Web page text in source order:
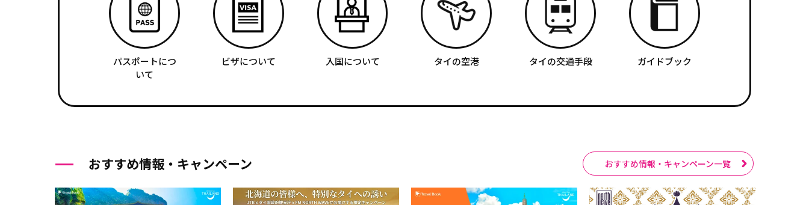
パスポートにつ
いて
ビザについて 入国について タイの空港 タイの交通手段 ガイドブック
おすすめ情報・キャンペーン おすすめ情報・キャンペーン一覧